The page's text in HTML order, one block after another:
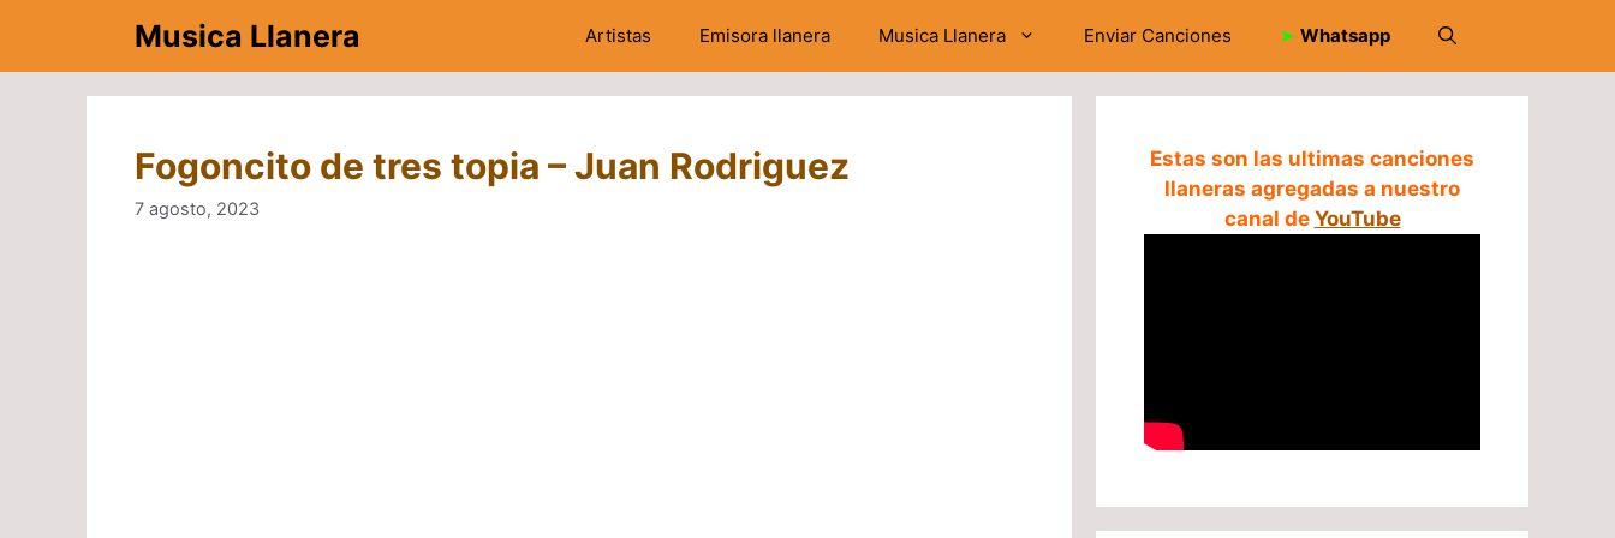
contenido
Musica Llanera Artistas Emisora llanera Musica Llanera Enviar Canciones ➤ Whatsapp
Fogoncito de tres topia – Juan Rodriguez
7 agosto, 2023
Estas son las ultimas canciones
llaneras agregadas a nuestro
canal de YouTube